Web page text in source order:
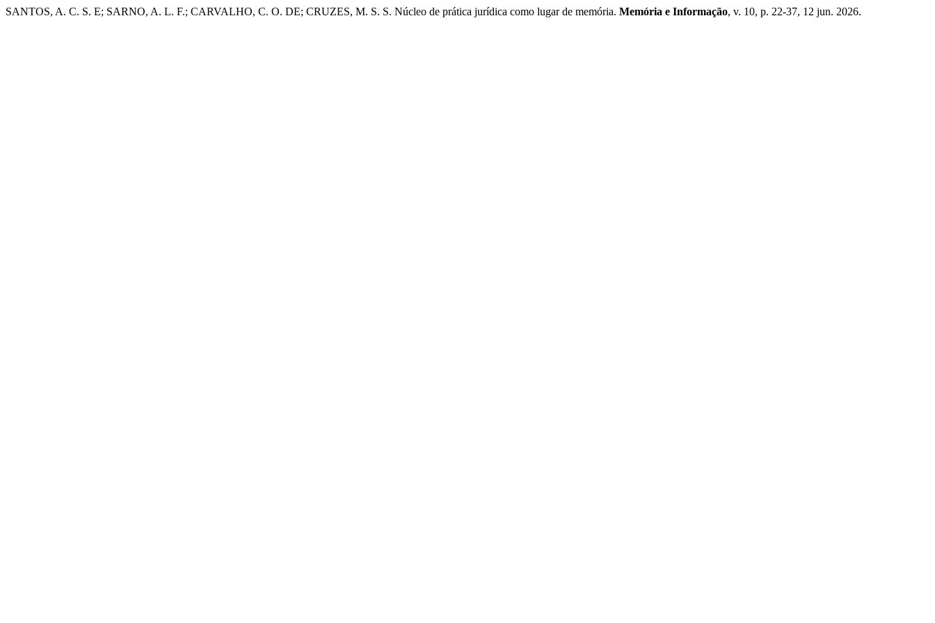
SANTOS, A. C. S. E; SARNO, A. L. F.; CARVALHO, C. O. DE; CRUZES, M. S. S. Núcleo de prática jurídica como lugar de memória. Memória e Informação, v. 10, p. 22-37, 12 jun. 2026.